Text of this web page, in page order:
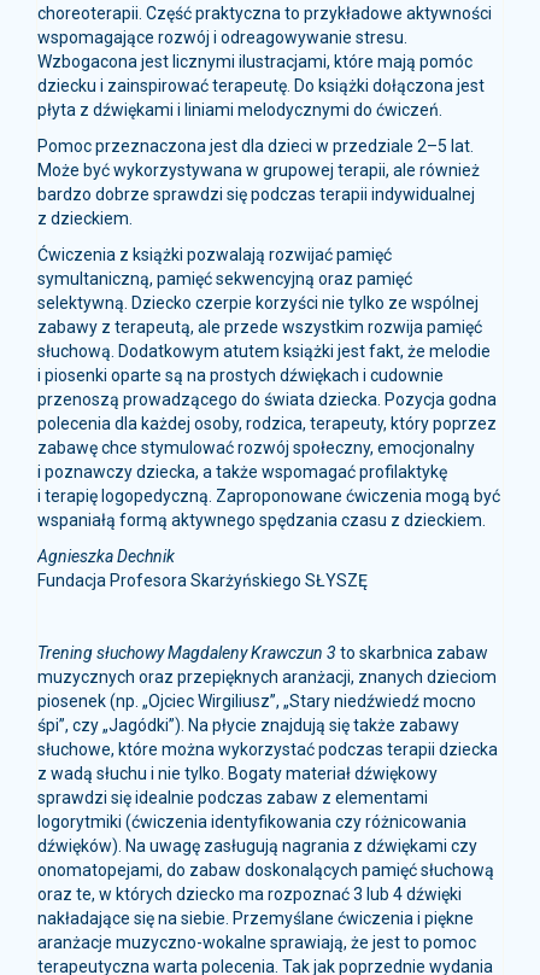
wspomagające rozwój i odreagowywanie stresu.
Wzbogacona jest licznymi ilustracjami, które mają pomóc
dziecku i zainspirować terapeutę. Do książki dołączona jest
płyta z dźwiękami i liniami melodycznymi do ćwiczeń.
Pomoc przeznaczona jest dla dzieci w przedziale 2–5 lat.
Może być wykorzystywana w grupowej terapii, ale również
bardzo dobrze sprawdzi się podczas terapii indywidualnej
z dzieckiem.
Ćwiczenia z książki pozwalają rozwijać pamięć
symultaniczną, pamięć sekwencyjną oraz pamięć
selektywną. Dziecko czerpie korzyści nie tylko ze wspólnej
zabawy z terapeutą, ale przede wszystkim rozwija pamięć
słuchową. Dodatkowym atutem książki jest fakt, że melodie
i piosenki oparte są na prostych dźwiękach i cudownie
przenoszą prowadzącego do świata dziecka. Pozycja godna
polecenia dla każdej osoby, rodzica, terapeuty, który poprzez
zabawę chce stymulować rozwój społeczny, emocjonalny
i poznawczy dziecka, a także wspomagać profilaktykę
i terapię logopedyczną. Zaproponowane ćwiczenia mogą być
wspaniałą formą aktywnego spędzania czasu z dzieckiem.
Agnieszka Dechnik
Fundacja Profesora Skarżyńskiego SŁYSZĘ
muzycznych oraz przepięknych aranżacji, znanych dzieciom
piosenek (np. „Ojciec Wirgiliusz”, „Stary niedźwiedź mocno
śpi”, czy „Jagódki”). Na płycie znajdują się także zabawy
słuchowe, które można wykorzystać podczas terapii dziecka
z wadą słuchu i nie tylko. Bogaty materiał dźwiękowy
sprawdzi się idealnie podczas zabaw z elementami
logorytmiki (ćwiczenia identyfikowania czy różnicowania
dźwięków). Na uwagę zasługują nagrania z dźwiękami czy
onomatopejami, do zabaw doskonalących pamięć słuchową
oraz te, w których dziecko ma rozpoznać 3 lub 4 dźwięki
nakładające się na siebie. Przemyślane ćwiczenia i piękne
aranżacje muzyczno-wokalne sprawiają, że jest to pomoc
terapeutyczna warta polecenia. Tak jak poprzednie wydania
Treningu słuchowego, jest to materiał kompletny